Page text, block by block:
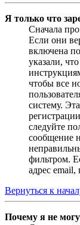
Я только что
Сначала
Если они
включена
указали,
чтобы все
систему.
следуйте
сообщение
фильтром.
адрес email,
Вернуться к
Почему я не